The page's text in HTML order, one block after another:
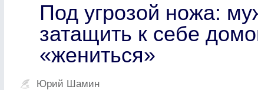
Под угрозой ножа:
затащить к себе
«жениться»
Юрий Шамин